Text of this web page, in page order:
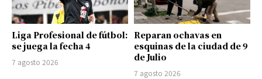
Liga Profesional de fútbol:
se juega la fecha 4
7 agosto 2026
Reparan ochavas en
esquinas de la ciudad de 9
de Julio
7 agosto 2026